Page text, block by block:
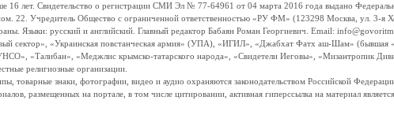
лет. Свидетельство о регистрации СМИ Эл № 77-64961 от 04 марта 2016 года выдано
22. Учредитель Общество с ограниченной ответственностью «РУ ФМ» (123298 Москва, ул. 3-я
Языки: русский и английский. Главный редактор Бабаян Роман Георгиевич. Email:
сектор», «Украинская повстанческая армия» (УПА), «ИГИЛ», «Джабхат Фатх аш-Шам»
«Талибан», «Меджлис крымско-татарского народа», «Свидетели Иеговы», «Мизантропик
религиозные организации.
товарные знаки, фотографии, видео и аудио охраняются законодательством Российской
размещенных на портале, в том числе цитировании, активная гиперссылка на материал